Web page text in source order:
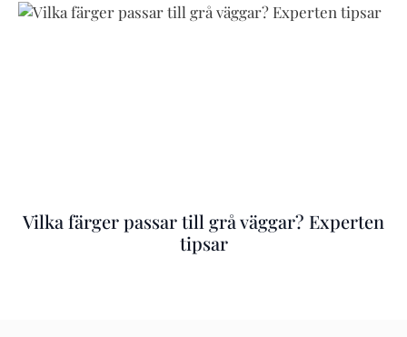
Vilka färger passar till grå väggar? Experten
tipsar